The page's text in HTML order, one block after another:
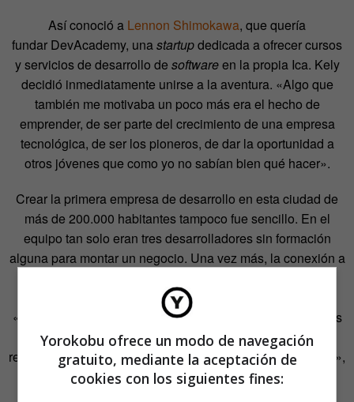
Así conoció a Lennon Shimokawa, que quería
fundar DevAcademy, unastartupdedicada a ofrecer cursos
y servicios de desarrollo de softwareen la propia Ica. Kely
decidió inmediatamente unirse a la aventura. «Algo que
también me motivaba un poco más era el hecho de
emprender, de ser parte del crecimiento de una empresa
tecnológica, de ser los pioneros, de dar la oportunidad a
otros jóvenes que como yo no sabían bien qué hacer».
Crear la primera empresa de desarrollo en esta ciudad de
más de 200.000 habitantes tampoco fue sencillo. En el
equipo tan solo eran tres desarrolladores sin formación
alguna para montar un negocio. Una vez más, la conexión a
startupofrece cursos en
«Incluso aquí en Ica […] el internet no llega en sus mejores
condiciones, los planes que hay para empresas son muy
restringidos, no puedes gozar de un buen ancho de banda»,
critica Kely.
Yorokobu ofrece un modo de navegación
gratuito, mediante la aceptación de
cookies con los siguientes fines: